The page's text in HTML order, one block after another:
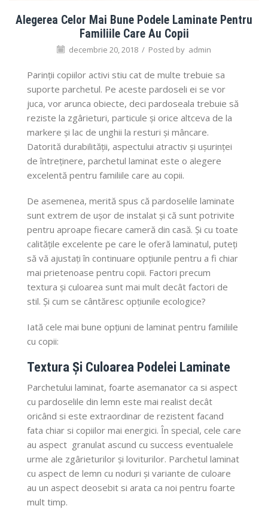
Alegerea Celor Mai Bune Podele Laminate Pentru
Familiile Care Au Copii
decembrie 20, 2018 / Posted by admin
Parinții copiilor activi stiu cat de multe trebuie sa
suporte parchetul. Pe aceste pardoseli ei se vor
juca, vor arunca obiecte, deci pardoseala trebuie să
reziste la zgârieturi, particule și orice altceva de la
markere și lac de unghii la resturi și mâncare.
Datorită durabilității, aspectului atractiv și ușurinței
de întreținere, parchetul laminat este o alegere
excelentă pentru familiile care au copii.
De asemenea, merită spus că pardoselile laminate
sunt extrem de ușor de instalat și că sunt potrivite
pentru aproape fiecare cameră din casă. Și cu toate
calitățile excelente pe care le oferă laminatul, puteți
să vă ajustați în continuare opțiunile pentru a fi chiar
mai prietenoase pentru copii. Factori precum
textura și culoarea sunt mai mult decât factori de
stil. Și cum se cântăresc opțiunile ecologice?
Iată cele mai bune opțiuni de laminat pentru familiile
cu copii:
Textura Și Culoarea Podelei Laminate
Parchetului laminat, foarte asemanator ca si aspect
cu pardoselile din lemn este mai realist decât
oricând si este extraordinar de rezistent facand
fata chiar si copiilor mai energici. În special, cele care
au aspect granulat ascund cu success eventualele
urme ale zgârieturilor și loviturilor. Parchetul laminat
cu aspect de lemn cu noduri și variante de culoare
au un aspect deosebit si arata ca noi pentru foarte
mult timp.